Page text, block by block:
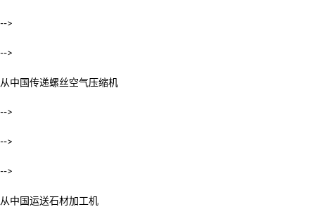
-->
-->
从中国传递螺丝空气压缩机
-->
-->
-->
从中国运送石材加工机